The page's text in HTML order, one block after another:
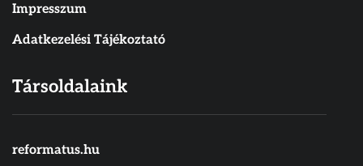
Impresszum
Adatkezelési Tájékoztató
Társoldalaink
reformatus.hu